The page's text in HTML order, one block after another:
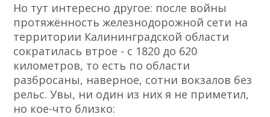
Но тут интересно другое: после войны
протяжённость железнодорожной сети на
территории Калининградской области
сократилась втрое - с 1820 до 620
километров, то есть по области
разбросаны, наверное, сотни вокзалов без
рельс. Увы, ни один из них я не приметил,
но кое-что близко: